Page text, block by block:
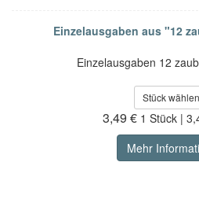
Einzelausgaben aus "12
Einzelausgaben 12
Stück wählen
3,49 € 1 Stück |
Mehr